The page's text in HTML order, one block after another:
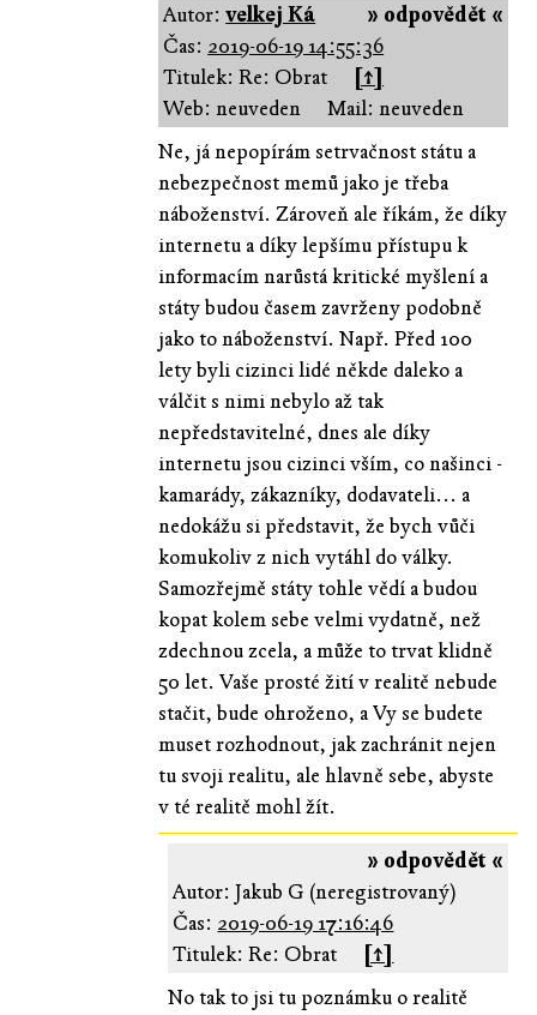
» odpovědět «
Autor:velkej Ká
Čas: 2019-06-19 14:55:36
Titulek: Re: Obrat
[↑]
Web: neuveden
Mail: neuveden
Ne, já nepopírám setrvačnost státu a
nebezpečnost memů jako je třeba
náboženství. Zároveň ale říkám, že díky
internetu a díky lepšímu přístupu k
informacím narůstá kritické myšlení a
státy budou časem zavrženy podobně
jako to náboženství. Např. Před 100
lety byli cizinci lidé někde daleko a
válčit s nimi nebylo až tak
nepředstavitelné, dnes ale díky
internetu jsou cizinci vším, co našinci -
kamarády, zákazníky, dodavateli... a
nedokážu si představit, že bych vůči
komukoliv z nich vytáhl do války.
Samozřejmě státy tohle vědí a budou
kopat kolem sebe velmi vydatně, než
zdechnou zcela, a může to trvat klidně
50 let. Vaše prosté žití v realitě nebude
stačit, bude ohroženo, a Vy se budete
muset rozhodnout, jak zachránit nejen
tu svoji realitu, ale hlavně sebe, abyste
v té realitě mohl žít.
» odpovědět «
Autor: Jakub G (neregistrovaný)
Čas: 2019-06-19 17:16:46
Titulek: Re: Obrat
[↑]
No tak to jsi tu poznámku o realitě